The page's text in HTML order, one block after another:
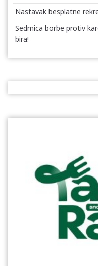
Nastavak besplatne
Sedmica borbe protiv
bira!